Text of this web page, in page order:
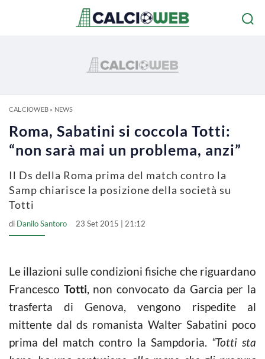
CALCIOWEB» NEWS
Roma, Sabatini si coccola Totti:
“non sarà mai un problema, anzi”
Il Ds della Roma prima del match contro la
Samp chiarisce la posizione della società su
Totti
di Danilo Santoro 23 Set 2015 | 21:12
Le illazioni sulle condizioni fisiche che riguardano
Francesco Totti, non convocato da Garcia per la
trasferta di Genova, vengono rispedite al
mittente dal ds romanista Walter Sabatini poco
prima del match contro la Sampdoria. “Totti sta